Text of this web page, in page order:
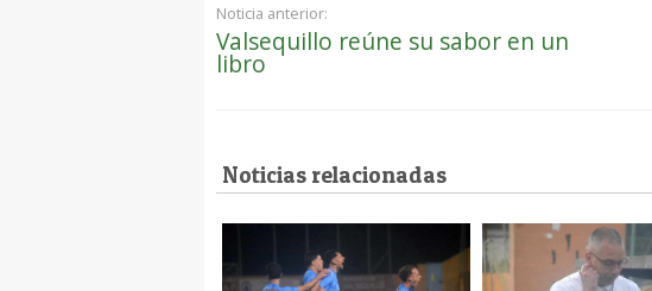
Noticia anterior:
Valsequillo reúne su sabor en un
libro
Noticias relacionadas